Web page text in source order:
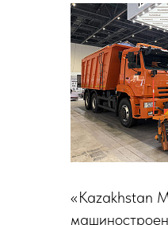
«Kazakhstan